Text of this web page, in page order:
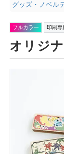
グッズ・ノベル
フルカラー 印刷専
オリジ